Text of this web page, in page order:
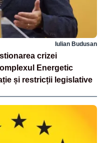
Iulian Budusan
crizei
Energetic
și restricții legislative